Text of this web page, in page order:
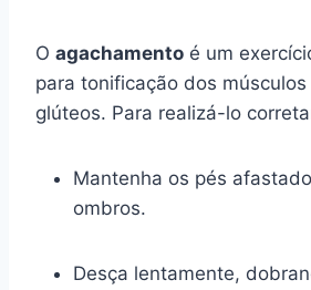
O agachamento é um
para tonificação dos
glúteos. Para realizá-lo
Mantenha os pés
ombros.
Desça lentamente,